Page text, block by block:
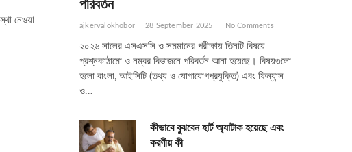
নেওয়া
পরিবর্তন
ajkervalokhobor 28 September 2025 No Comments
২০২৬ সালের এসএসসি ও সমমানের পরীক্ষায় তিনটি বিষয়ে
প্রশ্নকাঠামো ও নম্বর বিভাজনে পরিবর্তন আনা হয়েছে। বিষয়গুলো
হলো বাংলা, আইসিটি (তথ্য ও যোগাযোগপ্রযুক্তি) এবং ফিন্যান্স
ও…
কীভাবে বুঝবেন হার্ট অ্যাটাক হয়েছে এবং
করণীয় কী